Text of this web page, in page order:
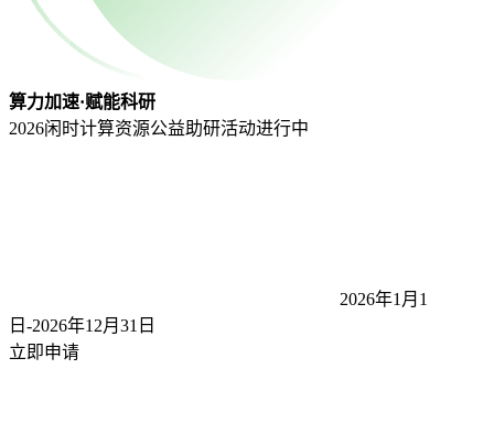
算力加速·赋能科研
2026闲时计算资源公益助研活动进行中
2026年1月1
日-2026年12月31 日
立即申请